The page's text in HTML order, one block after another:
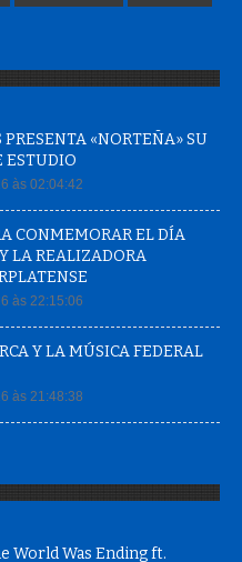
«NORTEÑA» SU
ESTUDIO
às 02:04:42
CONMEMORAR EL DÍA
LA REALIZADORA
às 22:15:06
Y LA MÚSICA FEDERAL
às 21:48:38
World Was Ending ft.